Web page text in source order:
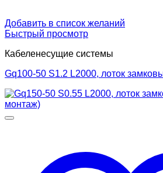
Добавить в список желаний
Быстрый просмотр
Кабеленесущие системы
Gq100-50 S1.2 L2000, лоток